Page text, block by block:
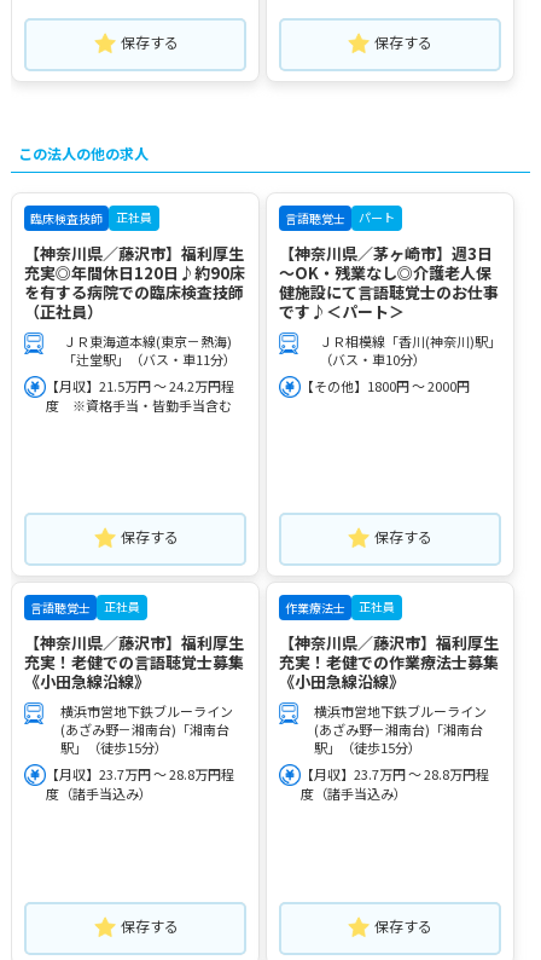
保存する 保存する
この法人の他の求人
臨床検査技師 正社員
【神奈川県／藤沢市】福利厚生
充実◎年間休日120日♪約90床
を有する病院での臨床検査技師
（正社員）
ＪＲ東海道本線(東京－熱海)
「辻堂駅」（バス・車11分）
【月収】21.5万円 ～ 24.2万円程
度 ※資格手当・皆勤手当含む
保存する
言語聴覚士 パート
【神奈川県／茅ヶ崎市】週3日
～OK・残業なし◎介護老人保
健施設にて言語聴覚士のお仕事
です♪＜パート＞
ＪＲ相模線「香川(神奈川)駅」
（バス・車10分）
【その他】1800円 ～ 2000円
保存する
言語聴覚士 正社員
【神奈川県／藤沢市】福利厚生
充実！老健での言語聴覚士募集
《小田急線沿線》
横浜市営地下鉄ブルーライン
(あざみ野－湘南台)「湘南台
駅」（徒歩15分）
【月収】23.7万円 ～ 28.8万円程
度（諸手当込み）
保存する
作業療法士 正社員
【神奈川県／藤沢市】福利厚生
充実！老健での作業療法士募集
《小田急線沿線》
横浜市営地下鉄ブルーライン
(あざみ野－湘南台)「湘南台
駅」（徒歩15分）
【月収】23.7万円 ～ 28.8万円程
度（諸手当込み）
保存する